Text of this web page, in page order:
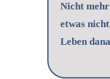
Nicht
etwas
Leben